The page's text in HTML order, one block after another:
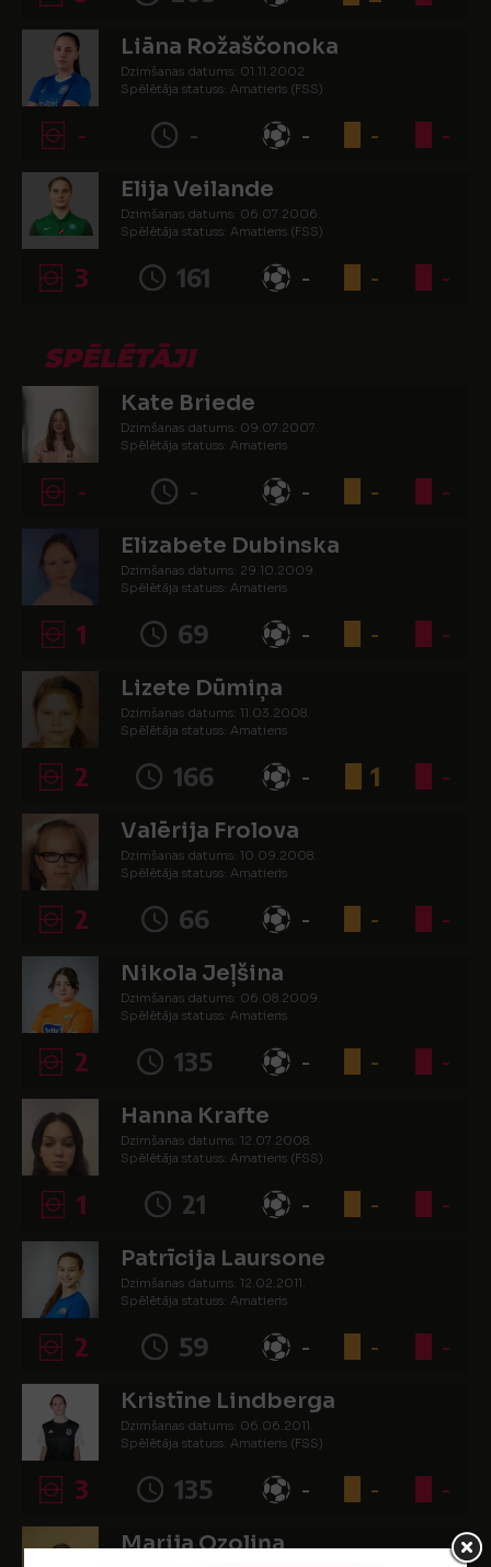
Liāna Rožaščonoka
Dzimšanas datums: 01.11.2002.
Spēlētāja statuss: Amatieris (FSS)
- - - - -
Elija Veilande
Dzimšanas datums: 06.07.2006.
Spēlētāja statuss: Amatieris (FSS)
3 161 - - -
SPĒLĒTĀJI
Kate Briede
Dzimšanas datums: 09.07.2007.
Spēlētāja statuss: Amatieris
- - - - -
Elizabete Dubinska
Dzimšanas datums: 29.10.2009.
Spēlētāja statuss: Amatieris
1 69 - - -
Lizete Dūmiņa
Dzimšanas datums: 11.03.2008.
Spēlētāja statuss: Amatieris
2 166 - 1 -
Valērija Frolova
Dzimšanas datums: 10.09.2008.
Spēlētāja statuss: Amatieris
2 66 - - -
Nikola Jeļšina
Dzimšanas datums: 06.08.2009.
Spēlētāja statuss: Amatieris
2 135 - - -
Hanna Krafte
Dzimšanas datums: 12.07.2008.
Spēlētāja statuss: Amatieris (FSS)
1 21 - - -
Patrīcija Laursone
Dzimšanas datums: 12.02.2011.
Spēlētāja statuss: Amatieris
2 59 - - -
Kristīne Lindberga
Dzimšanas datums: 06.06.2011.
Spēlētāja statuss: Amatieris (FSS)
3 135 - - -
Marija Ozoliņa